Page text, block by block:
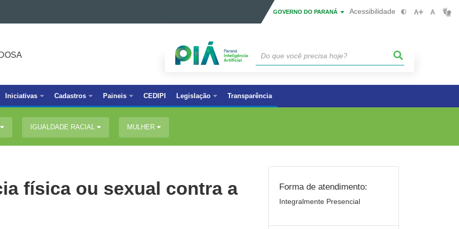
GOVERNO DO PARANÁ Acessibilidade
Iniciativas Cadastros Paineis CEDIPI Legislação Transparência
IGUALDADE RACIAL MULHER
física ou sexual contra a
Forma de atendimento:
Integralmente Presencial